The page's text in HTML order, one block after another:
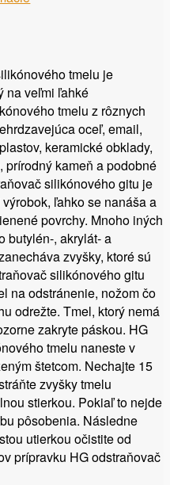
tmelu je
na veľmi ľahké
tmelu z rôznych
oceľ, email,
keramické obklady,
prírodný kameň a podobné
silikónového gitu je
ľahko se nanáša a
povrchy. Mnoho iných
butylén-, akrylát- a
zvyšky, ktoré sú
silikónového gitu
na odstránenie, nožom čo
odrežte. Tmel, ktorý nemá
zakryte páskou. HG
tmelu naneste v
štetcom. Nechajte 15
zvyšky tmelu
stierkou. Pokiaľ to nejde
pôsobenia. Následne
utierkou očistite od
prípravku HG odstraňovač